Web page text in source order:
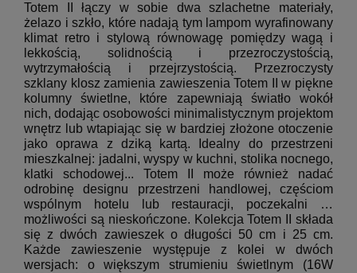
Totem II łączy w sobie dwa szlachetne materiały,
żelazo i szkło, które nadają tym lampom wyrafinowany
klimat retro i stylową równowagę pomiędzy wagą i
lekkością, solidnością i przezroczystością,
wytrzymałością i przejrzystością.
Przezroczysty
szklany klosz zamienia zawieszenia Totem II w piękne
kolumny świetlne, które zapewniają światło wokół
nich, dodając osobowości minimalistycznym projektom
wnętrz lub wtapiając się w bardziej złożone otoczenie
jako oprawa z dziką kartą.
Idealny do przestrzeni
mieszkalnej: jadalni, wyspy w kuchni, stolika nocnego,
klatki schodowej... Totem II może również nadać
odrobinę designu przestrzeni handlowej, częściom
wspólnym hotelu lub restauracji, poczekalni
…
możliwości są nieskończone. Kolekcja Totem II składa
się z dwóch zawieszek o długości 50 cm i 25 cm.
Każde zawieszenie występuje z kolei w dwóch
wersjach: o większym strumieniu świetlnym (16W